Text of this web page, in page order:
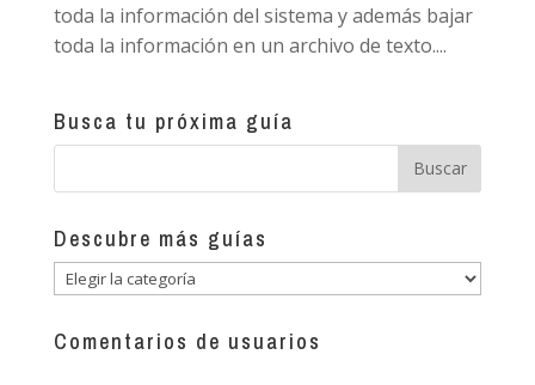
toda la información del sistema y además bajar
toda la información en un archivo de texto....
Busca tu próxima guía
Descubre más guías
Descubre
más
guías
Comentarios de usuarios